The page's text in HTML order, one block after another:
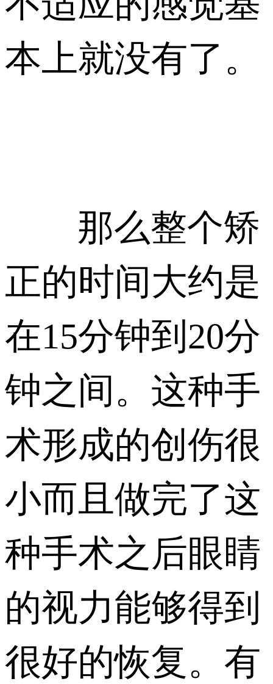
本上就没有了。
那么整个矫
正的时间大约是
在15分钟到20分
钟之间。这种手
术形成的创伤很
小而且做完了这
种手术之后眼睛
的视力能够得到
很好的恢复。有